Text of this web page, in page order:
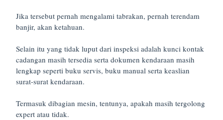
Jika tersebut pernah mengalami tabrakan, pernah terendam
banjir, akan ketahuan.
Selain itu yang tidak luput dari inspeksi adalah kunci kontak
cadangan masih tersedia serta dokumen kendaraan masih
lengkap seperti buku servis, buku manual serta keaslian
surat-surat kendaraan.
Termasuk dibagian mesin, tentunya, apakah masih tergolong
expert atau tidak.